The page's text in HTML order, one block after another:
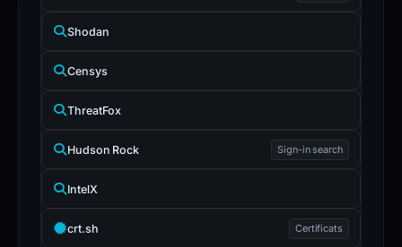
Shodan
Censys
ThreatFox
Hudson Rock Sign-in search
IntelX
crt.sh Certificats